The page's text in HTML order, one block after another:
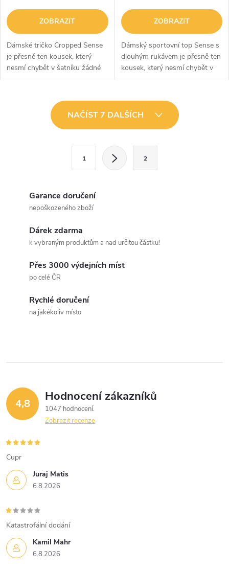
ZOBRAZIT
Dámské tričko Cropped Sense
je přesně ten kousek, který
nesmí chybět v šatníku žádné
sebevědomé ženy. Je z
spolehlivě odvádí pot a díky
ZOBRAZIT
Dámský sportovní top Sense s
dlouhým rukávem je přesně ten
kousek, který nesmí chybět v
šatníku žádné sebevědomé
který spolehlivě odvádí pot, a...
ý
p
i
s
u
NAČÍST 7 DALŠÍCH
1 2
Garance doručení
nepoškozeného zboží
Dárek zdarma
k vybraným produktům a nad určitou částku!
Přes 3000 výdejních míst
po celé ČR
Rychlé doručení
na jakékoliv místo
4,8 Hodnocení zákazníků
1047 hodnocení
Zobrazit recenze
Juraj Matis
6.8.2026
Cupr
Kamil Mahr
6.8.2026
Katastrofální dodání